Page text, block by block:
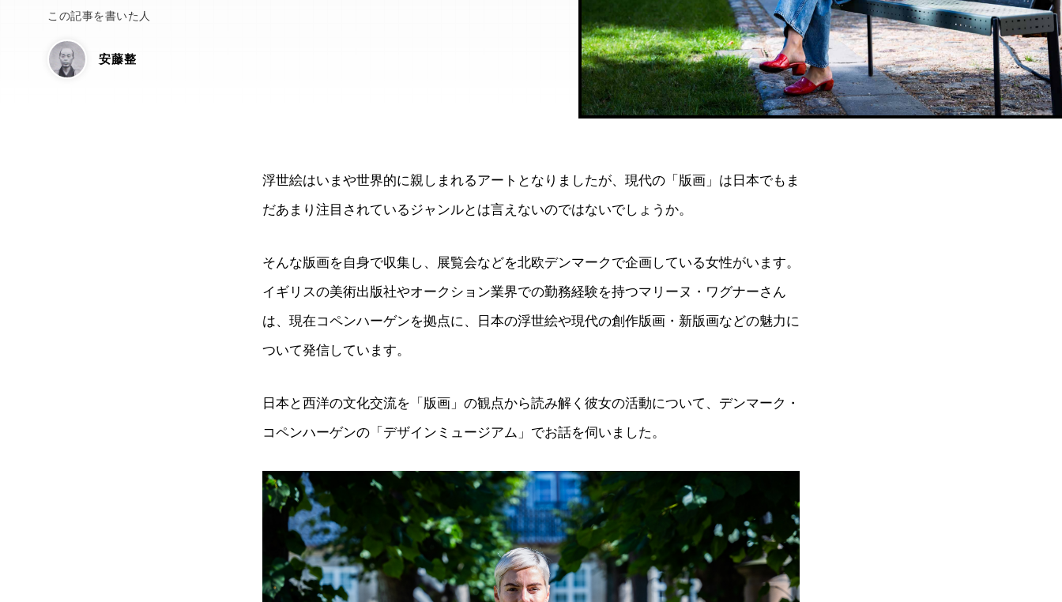
この記事を書いた人
安藤整
浮世絵はいまや世界的に親しまれるアートとなりましたが、現代の「版画」は日本でもま
だあまり注目されているジャンルとは言えないのではないでしょうか。
そんな版画を自身で収集し、展覧会などを北欧デンマークで企画している女性がいます。
イギリスの美術出版社やオークション業界での勤務経験を持つマリーヌ・ワグナーさん
は、現在コペンハーゲンを拠点に、日本の浮世絵や現代の創作版画・新版画などの魅力に
ついて発信しています。
日本と西洋の文化交流を「版画」の観点から読み解く彼女の活動について、デンマーク・
コペンハーゲンの「デザインミュージアム」でお話を伺いました。